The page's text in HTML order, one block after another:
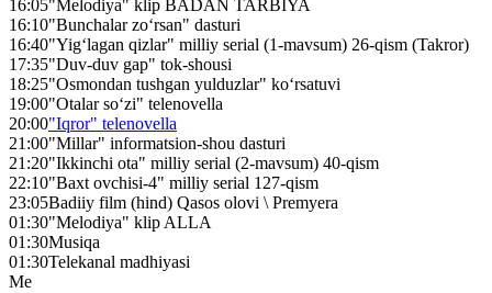
16:05"Melodiya" klip BADAN TARBIYA
16:10"Bunchalar zo‘rsan" dasturi
16:40"Yig‘lagan qizlar" milliy serial (1-mavsum) 26-qism (Takror)
17:35"Duv-duv gap" tok-shousi
18:25"Osmondan tushgan yulduzlar" ko‘rsatuvi
19:00"Otalar so‘zi" telenovella
20:00"Iqror" telenovella
21:00"Millar" informatsion-shou dasturi
21:20"Ikkinchi ota" milliy serial (2-mavsum) 40-qism
22:10"Baxt ovchisi-4" milliy serial 127-qism
23:05Badiiy film (hind) Qasos olovi \ Premyera
01:30"Melodiya" klip ALLA
01:30Musiqa
01:30Telekanal madhiyasi
Me